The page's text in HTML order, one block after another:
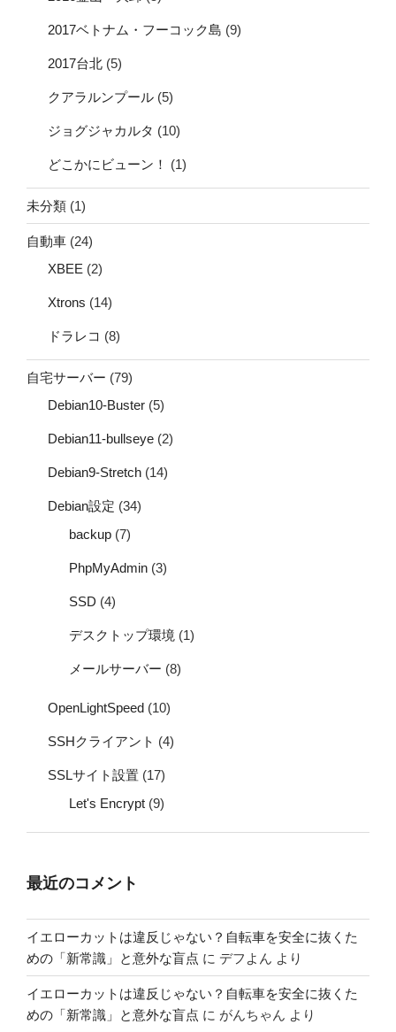
2017ベトナム・フーコック島 (9)
2017台北 (5)
クアラルンプール (5)
ジョグジャカルタ (10)
どこかにビューン！ (1)
未分類 (1)
自動車 (24)
XBEE (2)
Xtrons (14)
ドラレコ (8)
自宅サーバー (79)
Debian10-Buster (5)
Debian11-bullseye (2)
Debian9-Stretch (14)
Debian設定 (34)
backup (7)
PhpMyAdmin (3)
SSD (4)
デスクトップ環境 (1)
メールサーバー (8)
OpenLightSpeed (10)
SSHクライアント (4)
SSLサイト設置 (17)
Let's Encrypt (9)
最近のコメント
イエローカットは違反じゃない？自転車を安全に抜くた
めの「新常識」と意外な盲点 に デフよん より
イエローカットは違反じゃない？自転車を安全に抜くた
めの「新常識」と意外な盲点 に がんちゃん より